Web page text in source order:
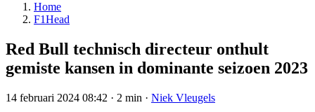
Home
F1Head
Red Bull technisch directeur onthult
gemiste kansen in dominante seizoen 2023
14 februari 2024 08:42 · 2 min · Niek Vleugels